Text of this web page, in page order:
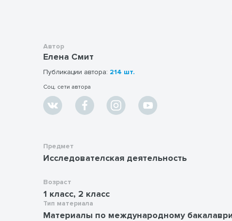
Автор
Елена Смит
Публикации автора: 214 шт.
Соц. сети автора
Предмет
Исследователская деятельность
Возраст
1 класс, 2 класс
Тип материала
Материалы по международному